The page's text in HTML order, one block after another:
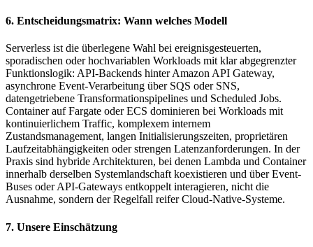
6. Entscheidungsmatrix: Wann welches Modell
Serverless ist die überlegene Wahl bei ereignisgesteuerten,
sporadischen oder hochvariablen Workloads mit klar abgegrenzter
Funktionslogik: API-Backends hinter Amazon API Gateway,
asynchrone Event-Verarbeitung über SQS oder SNS,
datengetriebene Transformationspipelines und Scheduled Jobs.
Container auf Fargate oder ECS dominieren bei Workloads mit
kontinuierlichem Traffic, komplexem internem
Zustandsmanagement, langen Initialisierungszeiten, proprietären
Laufzeitabhängigkeiten oder strengen Latenzanforderungen. In der
Praxis sind hybride Architekturen, bei denen Lambda und Container
innerhalb derselben Systemlandschaft koexistieren und über Event-
Buses oder API-Gateways entkoppelt interagieren, nicht die
Ausnahme, sondern der Regelfall reifer Cloud-Native-Systeme.
7. Unsere Einschätzung